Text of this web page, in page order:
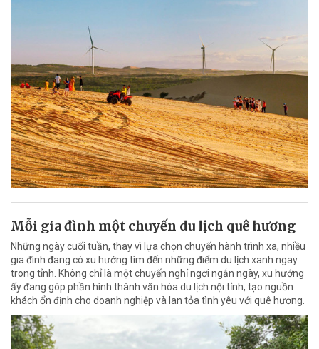
Mỗi gia đình một chuyến du lịch quê hương
Những ngày cuối tuần, thay vì lựa chọn chuyến hành trình xa, nhiều
gia đình đang có xu hướng tìm đến những điểm du lịch xanh ngay
trong tỉnh. Không chỉ là một chuyến nghỉ ngơi ngắn ngày, xu hướng
ấy đang góp phần hình thành văn hóa du lịch nội tỉnh, tạo nguồn
khách ổn định cho doanh nghiệp và lan tỏa tình yêu với quê hương.